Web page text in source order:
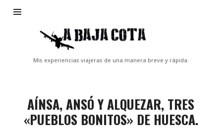
Baja
Cota
Mis experiencias viajeras de una manera breve y rápida.
AÍNSA, ANSÓ Y ALQUEZAR, TRES
«PUEBLOS BONITOS» DE HUESCA.